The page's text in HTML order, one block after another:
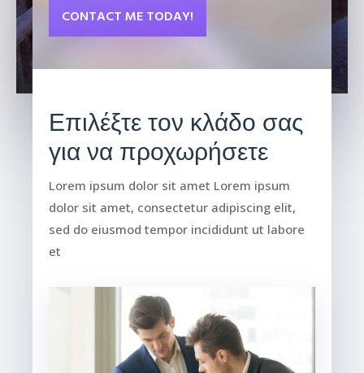
CONTACT ME TODAY!
Επιλέξτε τον κλάδο σας
για να προχωρήσετε
Lorem ipsum dolor sit amet Lorem ipsum
dolor sit amet, consectetur adipiscing elit,
sed do eiusmod tempor incididunt ut labore
et